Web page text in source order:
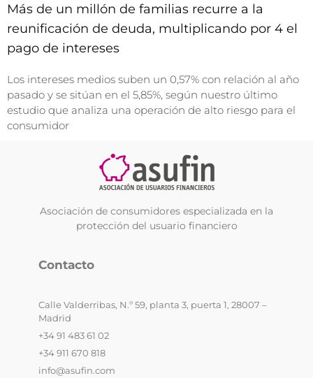
Más de un millón de familias recurre a la
reunificación de deuda, multiplicando por 4 el
pago de intereses
Los intereses medios suben un 0,57% con relación al año
pasado y se sitúan en el 5,85%, según nuestro último
estudio que analiza una operación de alto riesgo para el
consumidor
Asociación de consumidores especializada en la
protección del usuario financiero
Contacto
Calle Valderribas, N.º 59, planta 3, puerta 1, 28007 –
Madrid
+34 91 483 61 02
+34 911 670 818
info@asufin.com